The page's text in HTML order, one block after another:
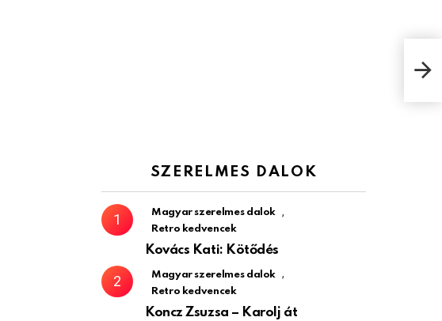
SZERELMES DALOK
Magyar szerelmes dalok ,
Retro kedvencek
Kovács Kati: Kötődés
Magyar szerelmes dalok ,
Retro kedvencek
Koncz Zsuzsa – Karolj át